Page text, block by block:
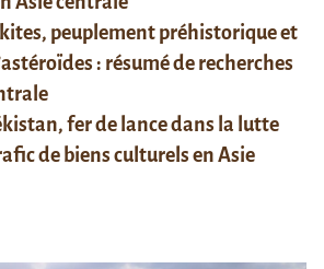
peuplement préhistorique et
: résumé de recherches
fer de lance dans la lutte
de biens culturels en Asie